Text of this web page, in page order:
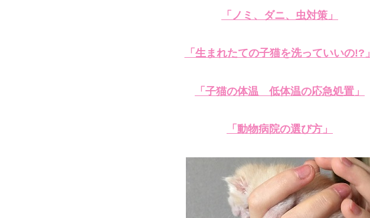
「ノミ、ダニ、虫対策」
「生まれたての子猫を洗っていいの!?」
「子猫の体温 低体温の応急処置」
「動物病院の選び方」